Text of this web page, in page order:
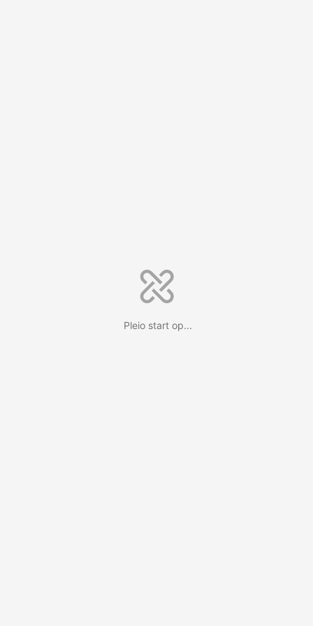
Pleio start op...